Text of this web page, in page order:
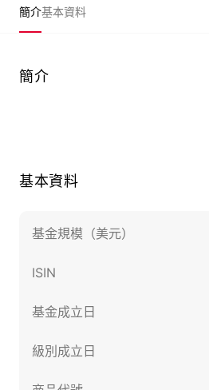
簡介基本資料
簡介
基本資料
基金規模（美元）
ISIN
基金成立日
級別成立日